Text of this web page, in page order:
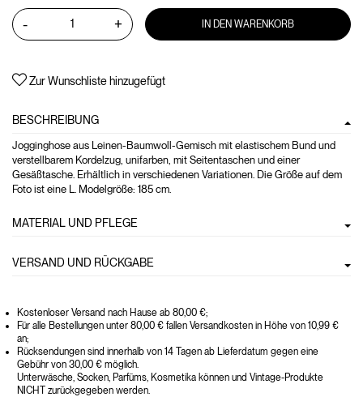
- + IN DEN WARENKORB
Zur Wunschliste hinzugefügt
BESCHREIBUNG
Jogginghose aus Leinen-Baumwoll-Gemisch mit elastischem Bund und
verstellbarem Kordelzug, unifarben, mit Seitentaschen und einer
Gesäßtasche. Erhältlich in verschiedenen Variationen. Die Größe auf dem
Foto ist eine L. Modelgröße: 185 cm.
MATERIAL UND PFLEGE
VERSAND UND RÜCKGABE
Kostenloser Versand nach Hause ab 80,00 €;
Für alle Bestellungen unter 80,00 € fallen Versandkosten in Höhe von 10,99 €
an;
Rücksendungen sind innerhalb von 14 Tagen ab Lieferdatum gegen eine
Gebühr von 30,00 € möglich.
Unterwäsche, Socken, Parfüms, Kosmetika können und Vintage-Produkte
NICHT zurückgegeben werden.